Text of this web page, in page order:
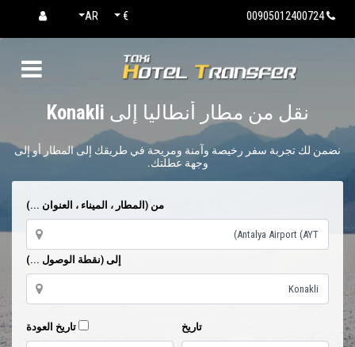
00905012400724
AR €
نقل من مطار أنطاليا إلى Konakli
نضمن لك تجربة سفر رخيصة وآمنة ومريحة في طريقك إلى المطار أو إلى
وجهة عطلتك.
من (المطار ، الميناء ، العنوان ...)
إلى (نقطة الوصول ...)
تاريخ تاريخ العودة